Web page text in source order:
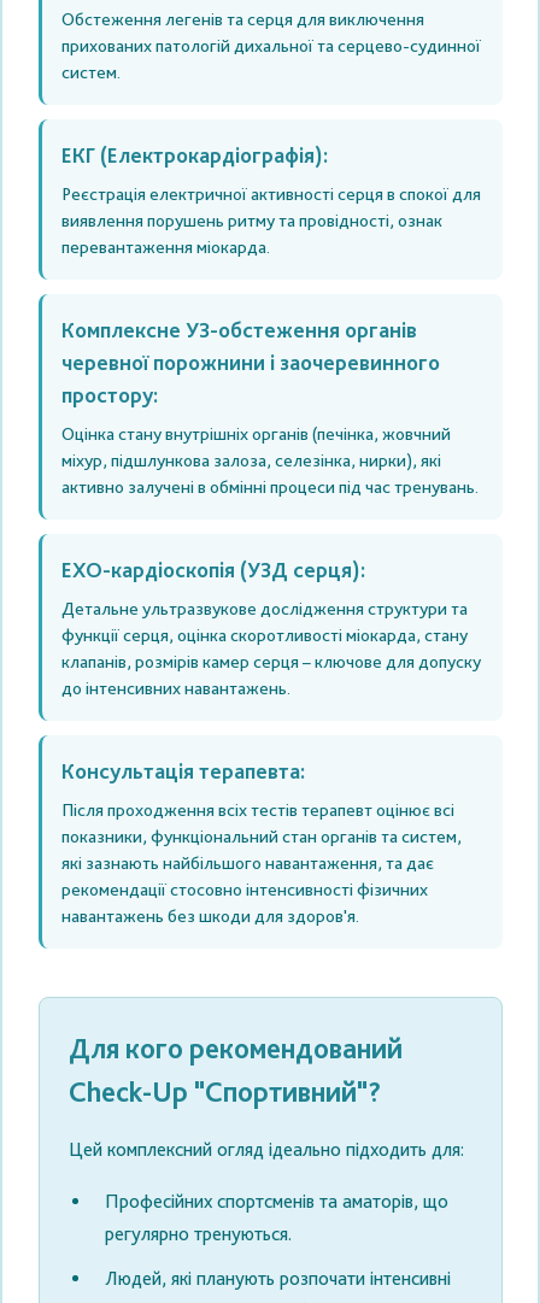
Обстеження легенів та серця для виключення
прихованих патологій дихальної та серцево-судинної
систем.
ЕКГ (Електрокардіографія):
Реєстрація електричної активності серця в спокої для
виявлення порушень ритму та провідності, ознак
перевантаження міокарда.
Комплексне УЗ-обстеження органів
черевної порожнини і заочеревинного
простору:
Оцінка стану внутрішніх органів (печінка, жовчний
міхур, підшлункова залоза, селезінка, нирки), які
активно залучені в обмінні процеси під час тренувань.
ЕХО-кардіоскопія (УЗД серця):
Детальне ультразвукове дослідження структури та
функції серця, оцінка скоротливості міокарда, стану
клапанів, розмірів камер серця – ключове для допуску
до інтенсивних навантажень.
Консультація терапевта:
Після проходження всіх тестів терапевт оцінює всі
показники, функціональний стан органів та систем,
які зазнають найбільшого навантаження, та дає
рекомендації стосовно інтенсивності фізичних
навантажень без шкоди для здоров'я.
Для кого рекомендований
Check-Up "Спортивний"?
Цей комплексний огляд ідеально підходить для:
Професійних спортсменів та аматорів, що
регулярно тренуються.
Людей, які планують розпочати інтенсивні